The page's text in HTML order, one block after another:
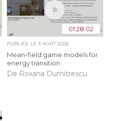
01:28:02
PUBLIÉE LE 3 AOÛT 2026
Mean-field game models for
energy transition
De Roxana Dumitrescu